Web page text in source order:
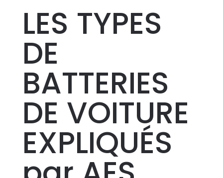
LES TYPES
DE
BATTERIES
DE VOITURE
EXPLIQUÉS